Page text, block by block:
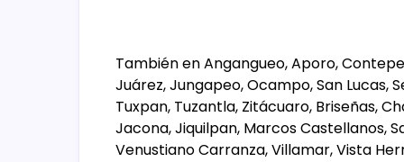
También en Angangueo, Aporo,
Juárez, Jungapeo, Ocampo, San Lucas,
Tuxpan, Tuzantla, Zitácuaro, Briseñas,
Jacona, Jiquilpan, Marcos Castellanos,
Venustiano Carranza, Villamar, Vista